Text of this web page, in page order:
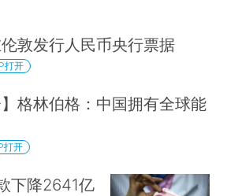
敦发行人民币央行票据
打开
】格林伯格：中国拥有全球能
打开
下降2641亿